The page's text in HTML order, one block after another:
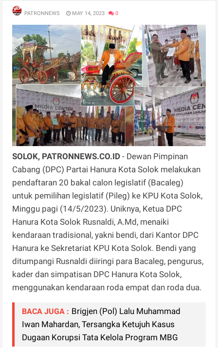
PATRONNEWS MAY 14, 2023 0
SOLOK, PATRONNEWS.CO.ID - Dewan Pimpinan
Cabang (DPC) Partai Hanura Kota Solok melakukan
pendaftaran 20 bakal calon legislatif (Bacaleg)
untuk pemilihan legislatif (Pileg) ke KPU Kota Solok,
Minggu pagi (14/5/2023). Uniknya, Ketua DPC
Hanura Kota Solok Rusnaldi, A.Md, menaiki
kendaraan tradisional, yakni bendi, dari Kantor DPC
Hanura ke Sekretariat KPU Kota Solok. Bendi yang
ditumpangi Rusnaldi diiringi para Bacaleg, pengurus,
kader dan simpatisan DPC Hanura Kota Solok,
menggunakan kendaraan roda empat dan roda dua.
BACA JUGA : Brigjen (Pol) Lalu Muhammad
Iwan Mahardan, Tersangka Ketujuh Kasus
Dugaan Korupsi Tata Kelola Program MBG